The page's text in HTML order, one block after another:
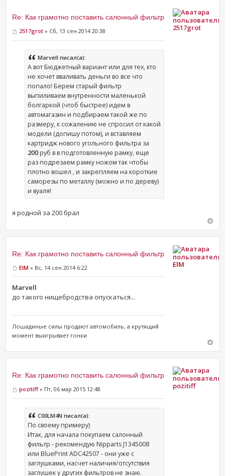
Re: Как грамотно поставить салонный фильтр
2517grot » Сб, 13 сен 2014 20:38
Marvell писал(а):
А вот Бюджетный вариант или для тех, кто
не хочет вваливать деньги во все что
попало! Берем старый фильтр
выпиливаем внутренности маленькой
болгаркой (чтоб быстрее) идем в
автомагазин и подбираем такой же по
размеру, к сожалению не спросил от какой
модели (допишу потом), и вставляем
картридж нового угольного фильтра за
200 руб в в подготовленную рамку, еще
раз подрезаем рамку ножом так чтобы
плотно вошел , и закрепляем на короткие
саморезы по металлу (можно и по дереву)
и вуаля!
я родной за 200 брал
2517grot
Re: Как грамотно поставить салонный фильтр
ElM » Вс, 14 сен 2014 6:22
Marvell
до такого нищебродства опускаться...
Лошадиные силы продают ​автомобиль, а крутящий
момент выигрывает гонки
ElM
Re: Как грамотно поставить салонный фильтр
pozitiff» Пт, 06 мар 2015 12:48
C00LM4N писал(а):
По своему примеру)
Итак, для начала покупаем салонный
фильтр - рекомендую Nipparts J1345008
или BluePrint ADC42507 - они уже с
заглушками, насчет наличия/отсутствия
заглушек у других фильтров не знаю.
pozitiff